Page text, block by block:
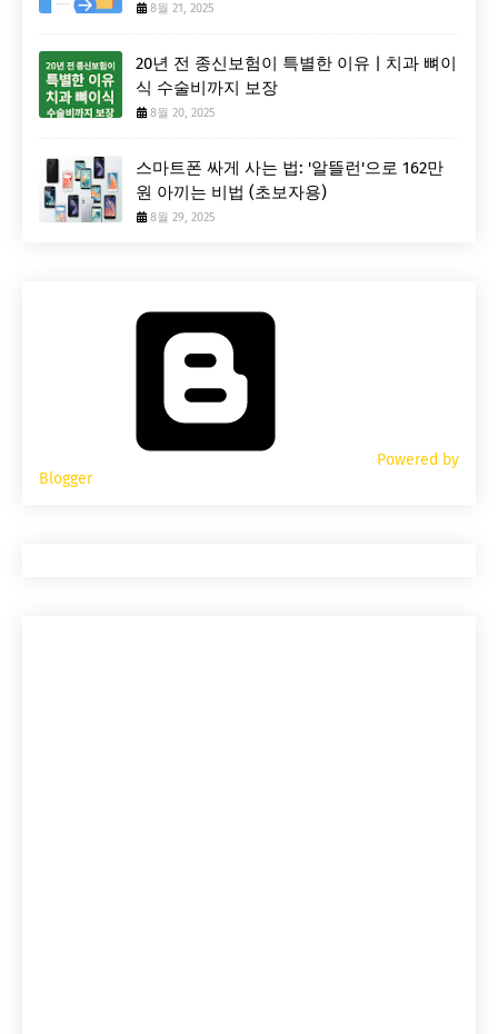
8월 21, 2025
20년 전 종신보험이 특별한 이유 | 치과 뼈이
식 수술비까지 보장
8월 20, 2025
스마트폰 싸게 사는 법: '알뜰런'으로 162만
원 아끼는 비법 (초보자용)
8월 29, 2025
Powered by
Blogger